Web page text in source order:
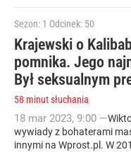
Sezon: 1 Odcinek: 50
Krajewski o
pomnika. Jego
Był seksualnym
58 minut słuchania
18 mar 2023, 9:00 —
wywiady z bohaterami
innymi na Wprost.pl. W